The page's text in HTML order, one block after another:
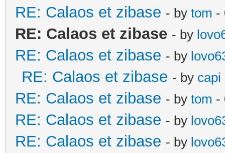
RE: Calaos et zibase - by tom -
RE: Calaos et zibase - by
RE: Calaos et zibase - by
RE: Calaos et zibase - by capi
RE: Calaos et zibase - by tom -
RE: Calaos et zibase - by
RE: Calaos et zibase - by